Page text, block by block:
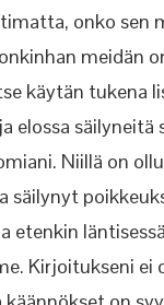
onko sen
meidän
käytän tukena
elossa säilyneitä
Niillä on
säilynyt
etenkin läntisessä
Kirjoitukseni ei